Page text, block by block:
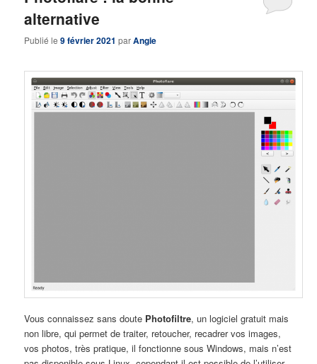
alternative
Publié le9 février 2021 parAngie
Vous connaissez sans doute Photofiltre, un logiciel gratuit mais
non libre, qui permet de traiter, retoucher, recadrer vos images,
vos photos, très pratique, il fonctionne sous Windows, mais n’est